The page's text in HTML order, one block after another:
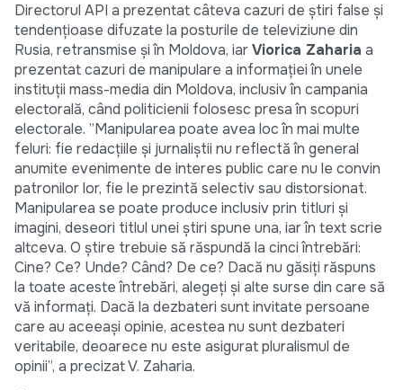
Directorul API a prezentat câteva cazuri de știri false şi
tendenţioase difuzate la posturile de televiziune din
Rusia, retransmise şi în Moldova, iarViorica Zaharia a
prezentat cazuri de manipulare a informaţiei în unele
instituţii mass-media din Moldova, inclusiv în campania
electorală, când politicienii folosesc presa în scopuri
electorale. ”Manipularea poate avea loc în mai multe
feluri: fie redacţiile şi jurnaliștii nu reflectă în general
anumite evenimente de interes public care nu le convin
patronilor lor, fie le prezintă selectiv sau distorsionat.
Manipularea se poate produce inclusiv prin titluri și
imagini, deseori titlul unei știri spune una, iar în text scrie
altceva. O știre trebuie să răspundă la cinci întrebări:
Cine? Ce? Unde? Când? De ce? Dacă nu găsiți răspuns
la toate aceste întrebări, alegeți și alte surse din care să
vă informați. Dacă la dezbateri sunt invitate persoane
care au aceeași opinie, acestea nu sunt dezbateri
veritabile, deoarece nu este asigurat pluralismul de
opinii”, a precizat V. Zaharia.